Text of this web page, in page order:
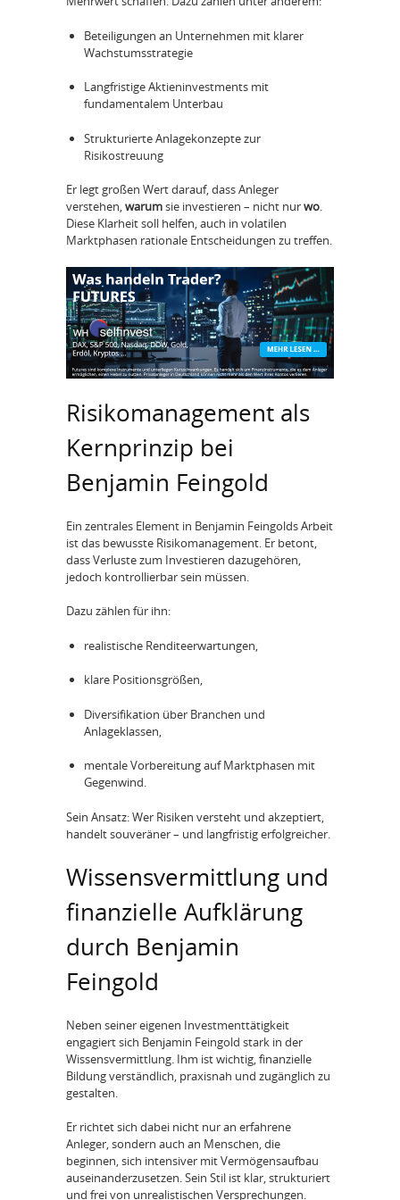
Beteiligungen an Unternehmen mit klarer
Wachstumsstrategie
Langfristige Aktieninvestments mit
fundamentalem Unterbau
Strukturierte Anlagekonzepte zur
Risikostreuung
Er legt großen Wert darauf, dass Anleger
verstehen,warumsie investieren – nicht nurwo.
Diese Klarheit soll helfen, auch in volatilen
Marktphasen rationale Entscheidungen zu treffen.
Risikomanagement als
Kernprinzip bei
Benjamin Feingold
Ein zentrales Element in Benjamin Feingolds Arbeit
ist das bewusste Risikomanagement. Er betont,
dass Verluste zum Investieren dazugehören,
jedoch kontrollierbar sein müssen.
Dazu zählen für ihn:
realistische Renditeerwartungen,
klare Positionsgrößen,
Diversifikation über Branchen und
Anlageklassen,
mentale Vorbereitung auf Marktphasen mit
Gegenwind.
Sein Ansatz: Wer Risiken versteht und akzeptiert,
handelt souveräner – und langfristig erfolgreicher.
Wissensvermittlung und
finanzielle Aufklärung
durch Benjamin
Feingold
Neben seiner eigenen Investmenttätigkeit
engagiert sich Benjamin Feingold stark in der
Wissensvermittlung. Ihm ist wichtig, finanzielle
Bildung verständlich, praxisnah und zugänglich zu
gestalten.
Er richtet sich dabei nicht nur an erfahrene
Anleger, sondern auch an Menschen, die
beginnen, sich intensiver mit Vermögensaufbau
auseinanderzusetzen. Sein Stil ist klar, strukturiert
und frei von unrealistischen Versprechungen.